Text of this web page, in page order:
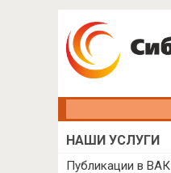
НАШИ УСЛУГИ
Публикации в ВАК